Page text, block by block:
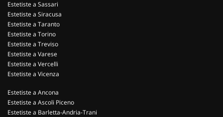
Estetiste a Sassari
Estetiste a Siracusa
Estetiste a Taranto
Estetiste a Torino
Estetiste a Treviso
Estetiste a Varese
Estetiste a Vercelli
Estetiste a Vicenza
Estetiste a Ancona
Estetiste a Ascoli Piceno
Estetiste a Barletta-Andria-Trani